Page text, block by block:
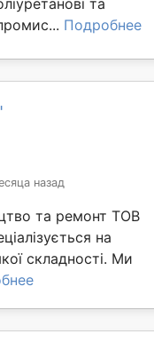
та
Подробнее
назад
та ремонт ТОВ
на
складності. Ми